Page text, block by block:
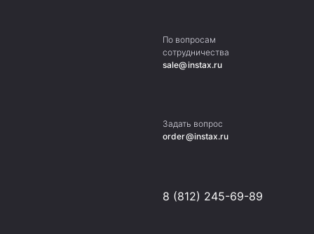
По вопросам
сотрудничества
sale@instax.ru
Задать вопрос
order@instax.ru
8 (812) 245-69-89